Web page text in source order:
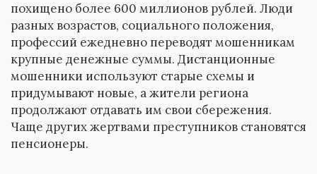
похищено более 600 миллионов рублей. Люди
разных возрастов, социального положения,
профессий ежедневно переводят мошенникам
крупные денежные суммы. Дистанционные
мошенники используют старые схемы и
придумывают новые, а жители региона
продолжают отдавать им свои сбережения.
Чаще других жертвами преступников становятся
пенсионеры.